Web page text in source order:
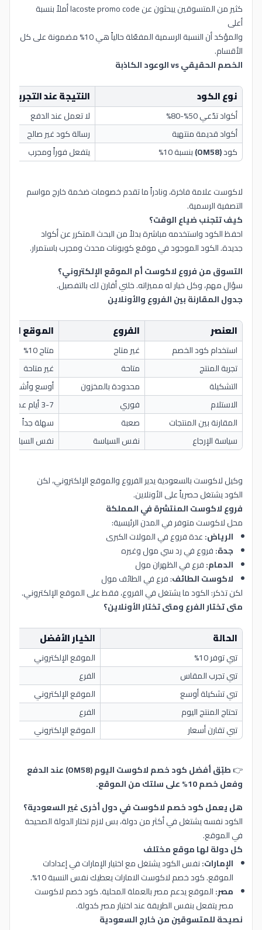
كثير من المتسوقين يبحثون عن lacoste promo code أملاً بنسبة
أعلى
والمؤكد أن النسبة الرسمية المفعّلة حالياً هي 10% مضمونة على كل
الأقسام.
الخصم الحقيقي vs الوعود الكاذبة
نوع الكود النتيجة عند التجربة
أكواد تدّعي 50%-80%
لا تعمل عند الدفع
أكواد قديمة منتهية
رسالة كود غير صالح
كود(OM58) بنسبة 10% يتفعل فوراً ومجرب
لاكوست علامة فاخرة، ونادراً ما تقدم خصومات ضخمة خارج مواسم
التصفية الرسمية.
كيف تتجنب ضياع الوقت؟
احفظ الكود واستخدمه مباشرة بدلاً من البحث المتكرر عن أكواد
جديدة. الكود الموجود في موقع كوبونات محدث ومجرب باستمرار.
التسوق من فروع لاكوست أم الموقع الإلكتروني؟
سؤال مهم، وكل خيار له مميزاته. خلني أقارن لك بالتفصيل.
جدول المقارنة بين الفروع والأونلاين
العنصر الفروع الموقع
استخدام كود الخصم غير متاح
متاح 10%
تجربة المنتج
متاحة
غير متاحة
التشكيلة
محدودة بالمخزون
أوسع وأشمل
الاستلام
فوري
3-7 أيام عمل
المقارنة بين المنتجات
صعبة
سهلة جداً
سياسة الإرجاع
نفس السياسة نفس السياسة
وكيل لاكوست بالسعودية يدير الفروع والموقع الإلكتروني، لكن
الكود يشتغل حصرياً على الأونلاين.
فروع لاكوست المنتشرة في المملكة
محل لاكوست متوفر في المدن الرئيسية:
الرياض:عدة فروع في المولات الكبرى
جدة:فروع في رد سي مول وغيره
الدمام:فرع في الظهران مول
لاكوست الطائف: فرع في الطائف مول
لكن تذكر: الكود ما يشتغل في الفروع، فقط على الموقع الإلكتروني.
متى تختار الفرع ومتى تختار الأونلاين؟
الحالة الخيار الأفضل
تبي توفر 10%
الموقع الإلكتروني
تبي تجرب المقاس
الفرع
تبي تشكيلة أوسع
الموقع الإلكتروني
تحتاج المنتج اليوم
الفرع
تبي تقارن أسعار
الموقع الإلكتروني
👉
طبّق أفضل كود خصم لاكوست اليوم (OM58) عند الدفع
وفعل خصم 10% على سلتك من الموقع.
هل يعمل كود خصم لاكوست في دول أخرى غير السعودية؟
الكود نفسه يشتغل في أكثر من دولة، بس لازم تختار الدولة الصحيحة
في الموقع.
كل دولة لها موقع مختلف
الإمارات:نفس الكود يشتغل مع اختيار الإمارات في إعدادات
الموقع. كود خصم لاكوست الامارات يعطيك نفس النسبة 10%.
مصر:الموقع يدعم مصر بالعملة المحلية. كود خصم لاكوست
مصر يتفعل بنفس الطريقة عند اختيار مصر كدولة.
نصيحة للمتسوقين من خارج السعودية